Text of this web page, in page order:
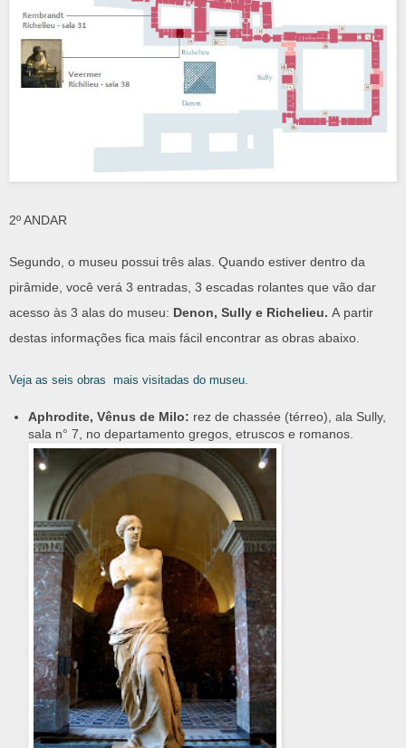
2º ANDAR
Segundo, o museu possui três alas. Quando estiver dentro da
pirâmide, você verá 3 entradas, 3 escadas rolantes que vão dar
acesso às 3 alas do museu: Denon, Sully e Richelieu. A partir
destas informações fica mais fácil encontrar as obras abaixo.
Veja as seis obras mais visitadas do museu
Aphrodite, Vênus de Milo: rez de chassée (térreo), ala Sully,
sala n° 7, no departamento gregos, etruscos e romanos.